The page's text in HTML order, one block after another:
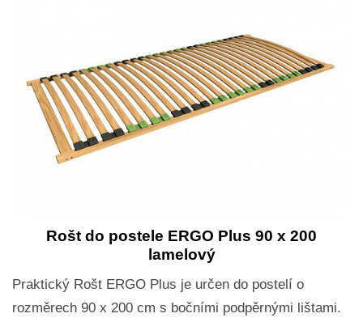
Rošt do postele ERGO Plus 90 x 200
lamelový
Praktický Rošt ERGO Plus je určen do postelí o
rozměrech 90 x 200 cm s bočními podpěrnými lištami.